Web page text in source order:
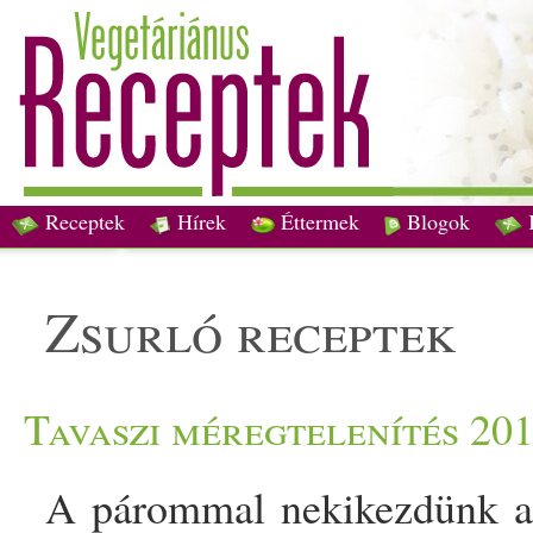
Receptek Hírek Éttermek Blogok
zsurló receptek
Tavaszi méregtelenítés
A párommal nekikezdünk